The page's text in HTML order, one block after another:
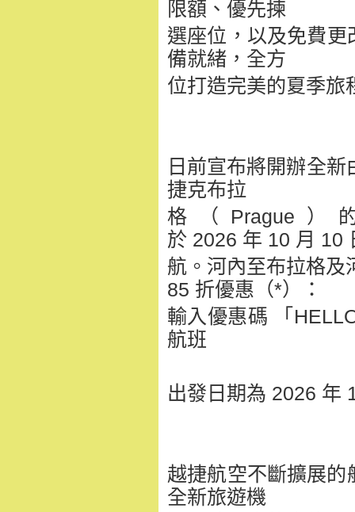
限額、優先揀
選座位，以及免費
備就緒，全方
位打造完美的夏季旅
日前宣布將開辦全
捷克布拉
格（Prague
於 2026 年 10 月 10
航。河內至布拉格及
85 折優惠（*）：
輸入優惠碼 「
航班
出發日期為 2026 年
越捷航空不斷擴展的
全新旅遊機